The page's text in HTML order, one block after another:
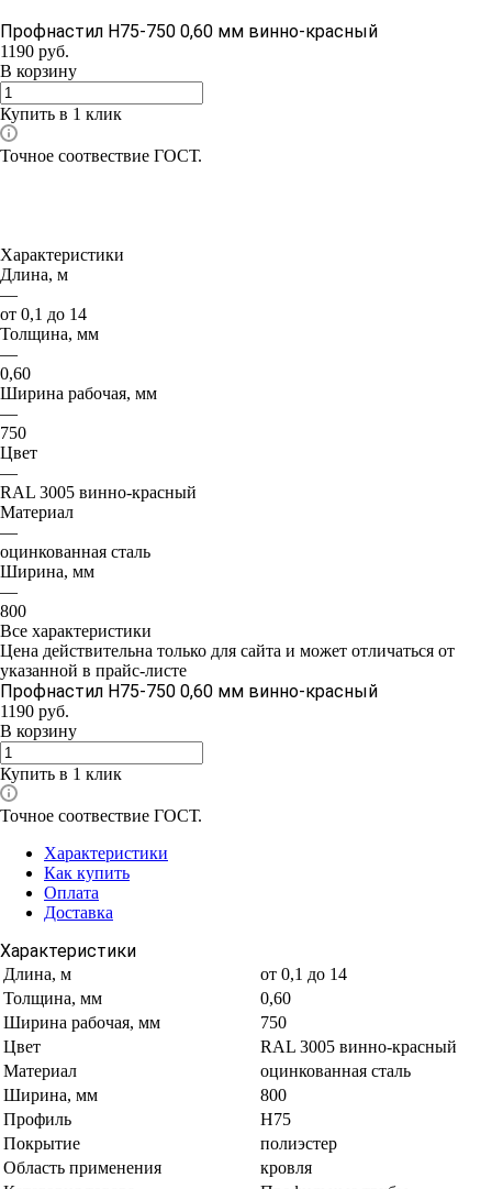
Профнастил Н75-750 0,60 мм винно-красный
1190 руб.
В корзину
Купить в 1 клик
Точное соотвествие ГОСТ.
Характеристики
Длина, м
—
от 0,1 до 14
Толщина, мм
—
0,60
Ширина рабочая, мм
—
750
Цвет
—
RAL 3005 винно-красный
Материал
—
оцинкованная сталь
Ширина, мм
—
800
Все характеристики
Цена действительна только для сайта и может отличаться от
указанной в прайс-листе
Профнастил Н75-750 0,60 мм винно-красный
1190 руб.
В корзину
Купить в 1 клик
Точное соотвествие ГОСТ.
Характеристики
Как купить
Оплата
Доставка
Характеристики
Длина, м
от 0,1 до 14
Толщина, мм
0,60
Ширина рабочая, мм
750
Цвет
RAL 3005 винно-красный
Материал
оцинкованная сталь
Ширина, мм
800
Профиль
Н75
Покрытие
полиэстер
Область применения
кровля